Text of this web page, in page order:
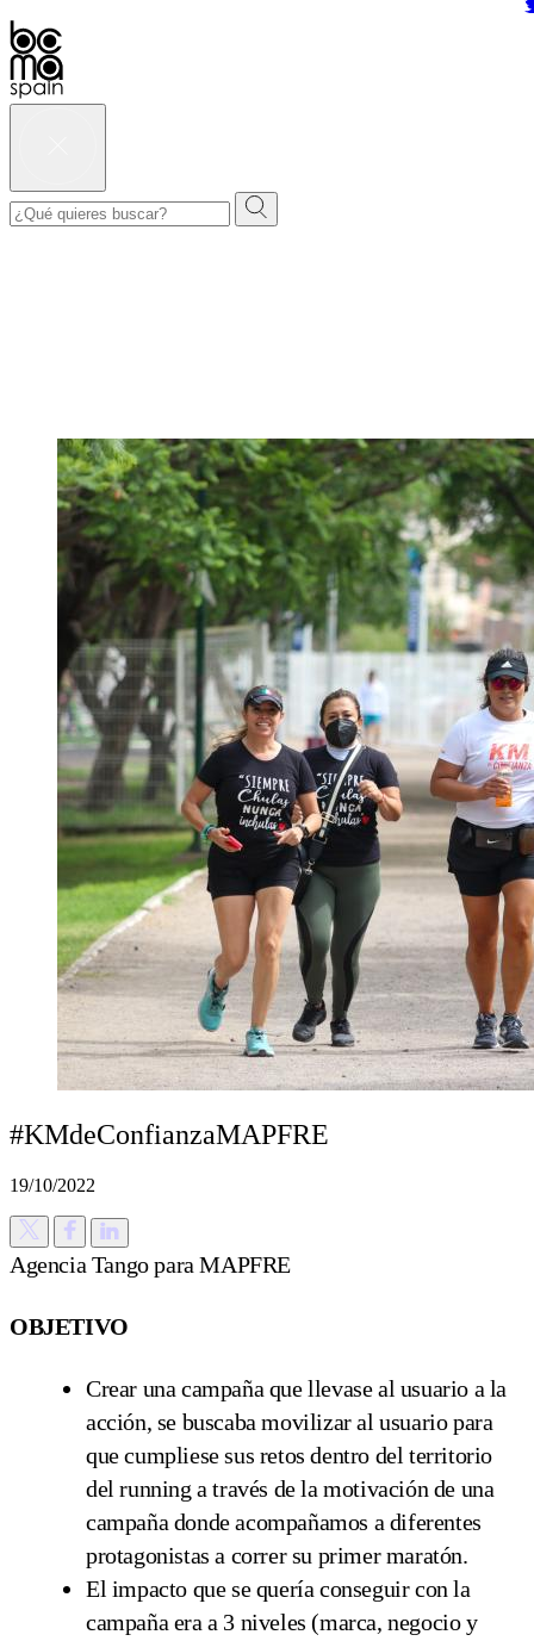
#KMdeConfianzaMAPFRE
19/10/2022
Agencia Tango para MAPFRE
OBJETIVO
Crear una campaña que llevase al usuario a la
acción, se buscaba movilizar al usuario para
que cumpliese sus retos dentro del territorio
del running a través de la motivación de una
campaña donde acompañamos a diferentes
protagonistas a correr su primer maratón.
El impacto que se quería conseguir con la
campaña era a 3 niveles (marca, negocio y